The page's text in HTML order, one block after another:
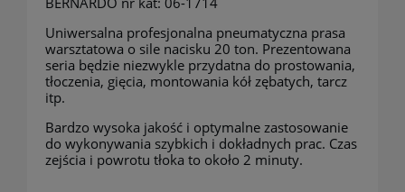
Uniwersalna profesjonalna pneumatyczna prasa
warsztatowa o sile nacisku 20 ton. Prezentowana
seria będzie niezwykle przydatna do prostowania,
tłoczenia, gięcia, montowania kół zębatych, tarcz
itp.
Bardzo wysoka jakość i optymalne zastosowanie
do wykonywania szybkich i dokładnych prac. Czas
zejścia i powrotu tłoka to około 2 minuty.